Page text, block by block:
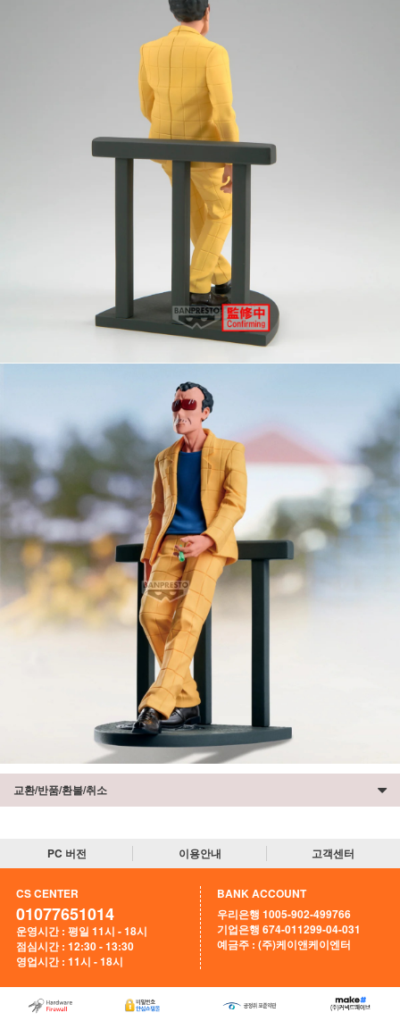
교환/반품/환불/취소
PC 버전 이용안내 고객센터
CS CENTER
01077651014
운영시간 : 평일 11시 - 18시
점심시간 : 12:30 - 13:30
영업시간 : 11시 - 18시
BANK ACCOUNT
우리은행 1005-902-499766
기업은행 674-011299-04-031
예금주 : (주)케이앤케이엔터